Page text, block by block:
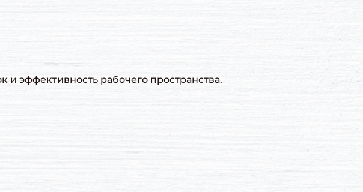
эффективность рабочего пространства.